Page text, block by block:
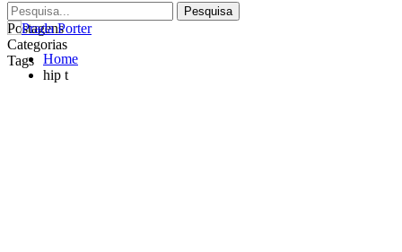
Postagens
Categorias
Tags Home
hip t